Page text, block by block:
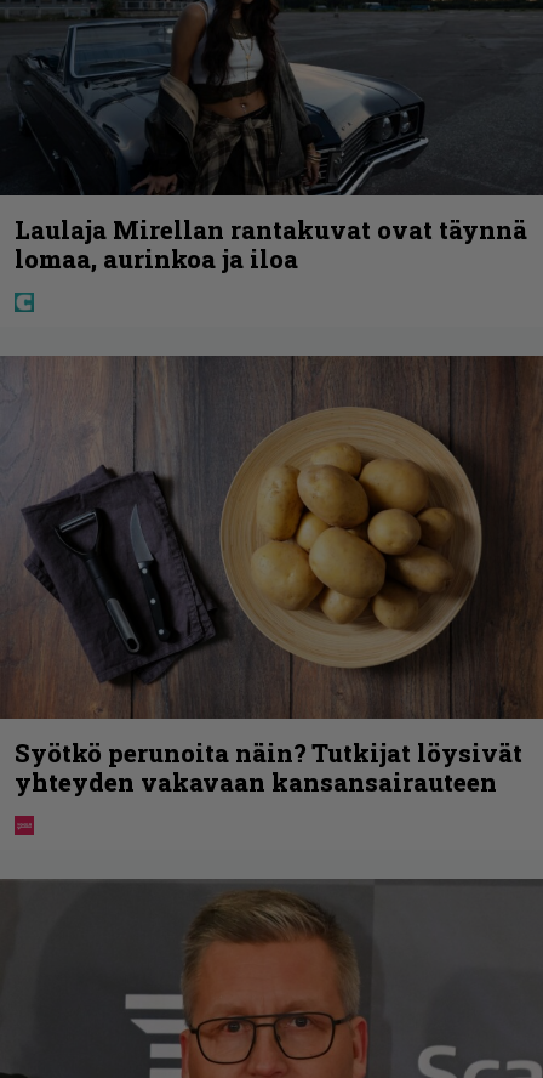
Laulaja Mirellan rantakuvat ovat täynnä
lomaa, aurinkoa ja iloa
Syötkö perunoita näin? Tutkijat löysivät
yhteyden vakavaan kansansairauteen